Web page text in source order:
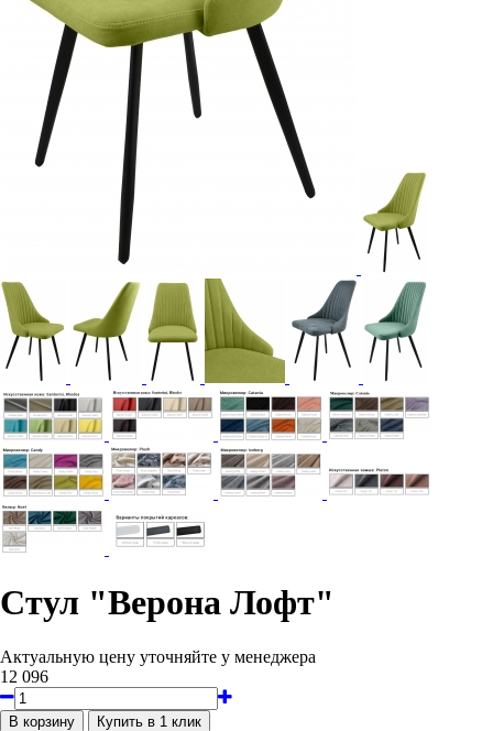
Стул "Верона Лофт"
Актуальную цену уточняйте у менеджера
12 096